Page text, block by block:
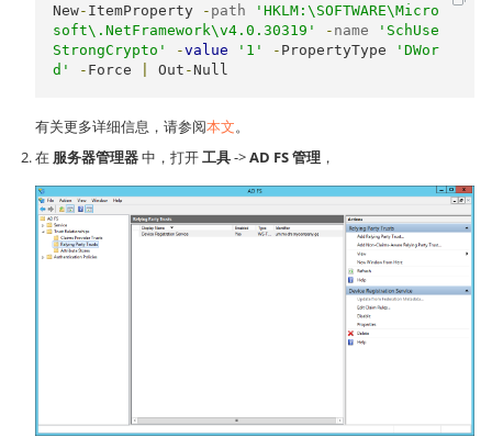
New- ItemProperty - path
'HKLM:\SOFTWARE\Micro
soft\.NetFramework\v4.0.30319'
- name
'SchUse
StrongCrypto'
-value '1' - PropertyType
'DWor
d'
- Force Out -Null
有关更多详细信息，请参阅本文。
在 服务器管理器中，打开工具->AD FS 管理 ，